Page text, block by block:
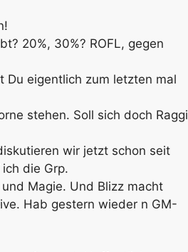
20%, 30%? ROFL, gegen
Du eigentlich zum letzten mal
stehen. Soll sich doch Raggi
wir jetzt schon seit
die Grp.
Magie. Und Blizz macht
Hab gestern wieder n GM-